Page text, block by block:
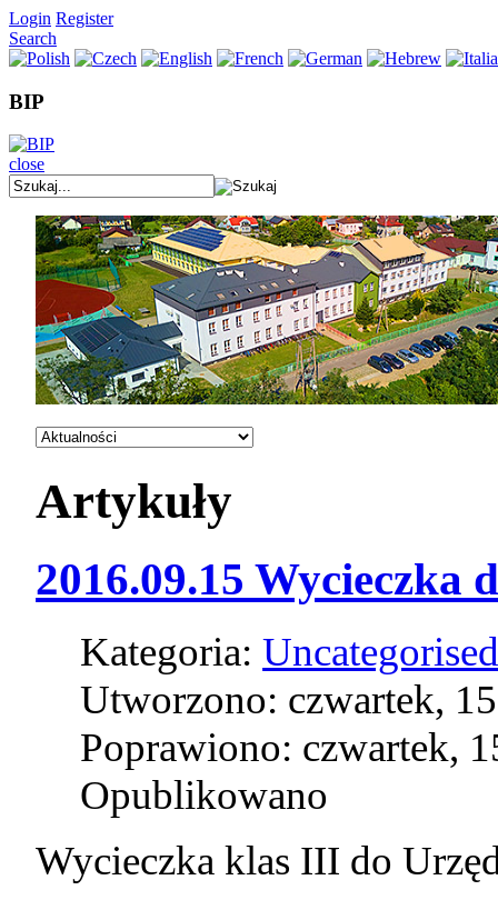
Login Register
Search
BIP
close
Artykuły
2016.09.15 Wycieczka
Kategoria:
Utworzono: czwartek,
Poprawiono: czwartek,
Opublikowano
Wycieczka klas III do